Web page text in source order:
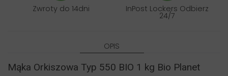
Zwroty do 14dni InPost Lockers Odbierz
24/7
OPIS
Mąka Orkiszowa Typ 550 BIO 1 kg Bio Planet